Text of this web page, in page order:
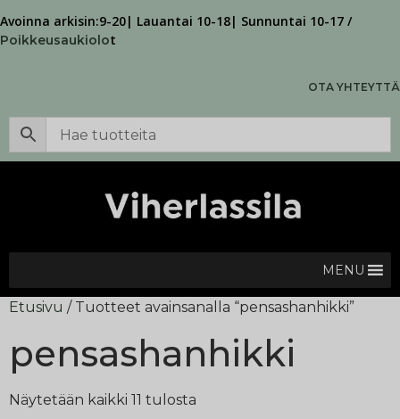
Avoinna arkisin:9-20| Lauantai 10-18| Sunnuntai 10-17 /
Poikkeusaukiolot
OTA YHTEYTTÄ
MENU
Etusivu / Tuotteet avainsanalla “pensashanhikki”
pensashanhikki
Näytetään kaikki 11 tulosta